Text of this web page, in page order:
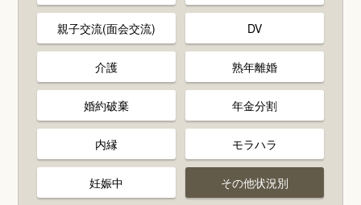
親子交流(面会交流) DV
介護 熟年離婚
婚約破棄 年金分割
内縁 モラハラ
妊娠中 その他状況別